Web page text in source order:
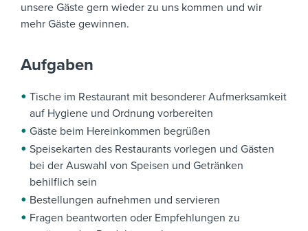
unsere Gäste gern wieder zu uns kommen und wir
mehr Gäste gewinnen.
Aufgaben
Tische im Restaurant mit besonderer Aufmerksamkeit
auf Hygiene und Ordnung vorbereiten
Gäste beim Hereinkommen begrüßen
Speisekarten des Restaurants vorlegen und Gästen
bei der Auswahl von Speisen und Getränken
behilflich sein
Bestellungen aufnehmen und servieren
Fragen beantworten oder Empfehlungen zu